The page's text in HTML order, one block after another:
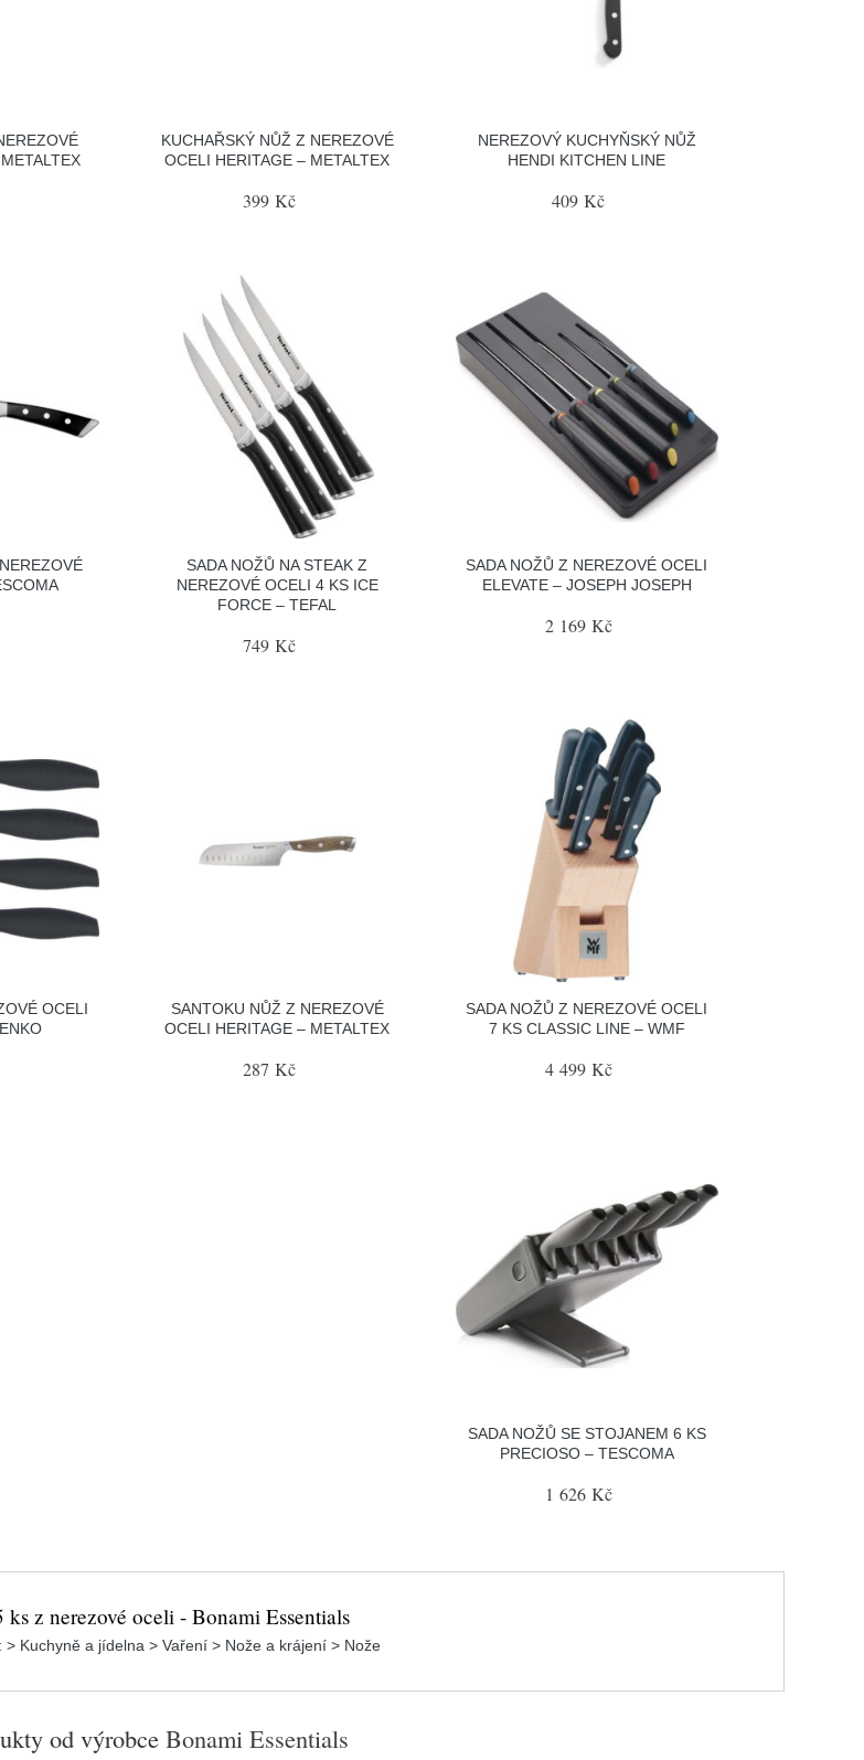
KUCHAŘSKÝ NŮŽ Z NEREZOVÉ
OCELI HERITAGE – METALTEX
399 Kč
NEREZOVÝ KUCHYŇSKÝ NŮŽ
HENDI KITCHEN LINE
409 Kč
SADA NOŽŮ NA STEAK Z
NEREZOVÉ OCELI 4 KS ICE
FORCE – TEFAL
749 Kč
SADA NOŽŮ Z NEREZOVÉ OCELI
ELEVATE – JOSEPH JOSEPH
2 169 Kč
OCELI
SANTOKU NŮŽ Z NEREZOVÉ
OCELI HERITAGE – METALTEX
287 Kč
SADA NOŽŮ Z NEREZOVÉ OCELI
7 KS CLASSIC LINE – WMF
4 499 Kč
SADA NOŽŮ SE STOJANEM 6 KS
PRECIOSO – TESCOMA
1 626 Kč
ks z nerezové oceli - Bonami Essentials
> Kuchyně a jídelna > Vaření > Nože a krájení > Nože
od výrobce Bonami Essentials